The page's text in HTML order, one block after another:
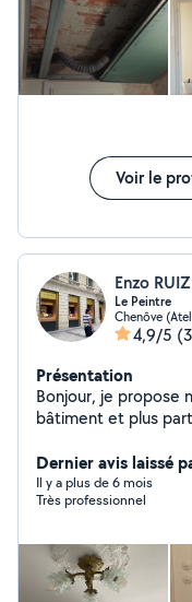
Voir le
Enzo RUIZ
Le Peintre
Chenôve
4,9/5
Présentation
Bonjour, je propose
bâtiment et plus
(Haussmannien -
Vitrification -Je peu également faire d'autre choses, si
vous le souhaitez,
Dernier avis laissé
Il y a plus de 6 mois
Très professionnel